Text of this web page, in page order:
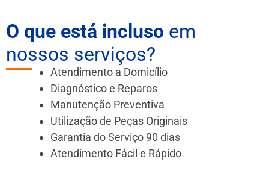
O que está incluso em
nossos serviços?
Atendimento a Domicílio
Diagnóstico e Reparos
Manutenção Preventiva
Utilização de Peças Originais
Garantia do Serviço 90 dias
Atendimento Fácil e Rápido